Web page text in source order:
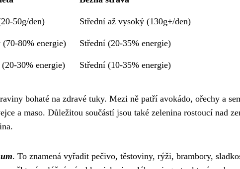
50g/den) Střední až vysoký (130g+/den)
(70-80% energie) Střední (20-35% energie)
(20-30% energie) Střední (10-35% energie)
bohaté na zdravé tuky. Mezi ně patří avokádo, ořechy a
a maso. Důležitou součástí jsou také zelenina rostoucí nad
. To znamená vyřadit pečivo, těstoviny, rýži, brambory,